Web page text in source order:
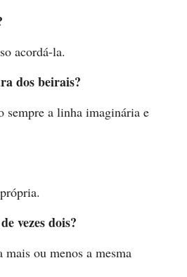
acordá-la.
dos beirais?
sempre a linha imaginária e
vezes dois?
ou menos a mesma